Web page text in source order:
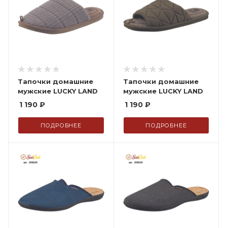
Тапочки домашние
мужские LUCKY LAND
1 190 ₽
ПОДРОБНЕЕ
Тапочки домашние
мужские LUCKY LAND
1 190₽
ПОДРОБНЕЕ